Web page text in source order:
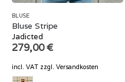
BLUSE
Bluse Stripe
Jadicted
279,00€
incl. VAT zzgl. Versandkosten